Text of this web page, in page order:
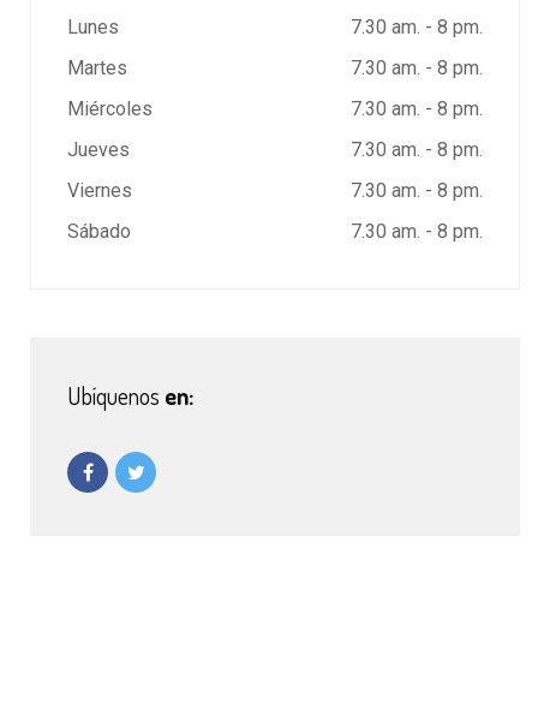
Lunes
7.30 am. - 8 pm.
Martes
7.30 am. - 8 pm.
Miércoles
7.30 am. - 8 pm.
Jueves
7.30 am. - 8 pm.
Viernes
7.30 am. - 8 pm.
Sábado
7.30 am. - 8 pm.
Ubíquenos en: